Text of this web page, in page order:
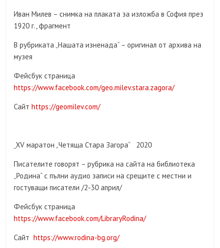
Иван Милев – снимка на плаката за изложба в София през
1920 г., фрагмент
В рубриката „Нашата изненада“ – оригинал от архива на
музея
Фейсбук страница
https://www.facebook.com/geo.milev.stara.zagora/
Сайтhttps://geomilev.com/
XV маратон „Четяща Стара Загора“ 2020
Писателите говорят – рубрика на сайта на библиотека
„Родина“ с пълни аудио записи на срещите с местни и
гостуващи писатели /2-30 април/
Фейсбук страница
https://www.facebook.com/LibraryRodina/
Сайтhttps://www.rodina-bg.org/